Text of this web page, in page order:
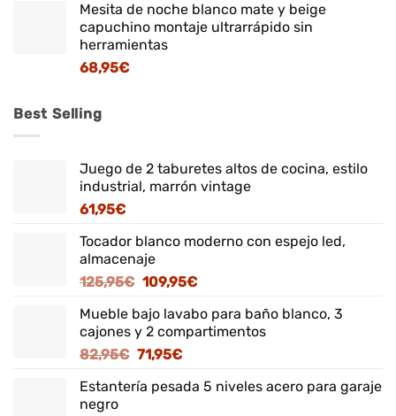
Mesita de noche blanco mate y beige
capuchino montaje ultrarrápido sin
herramientas
68,95€
Best Selling
Juego de 2 taburetes altos de cocina, estilo
industrial, marrón vintage
61,95€
Tocador blanco moderno con espejo led,
almacenaje
125,95€ El
original
era:
125,95€.
109,95€El
actual
es:
Mueble bajo lavabo para baño blanco, 3
cajones y 2 compartimentos
82,95€ El
original
71,95€El
actual
Estantería pesada 5 niveles acero para garaje
negro